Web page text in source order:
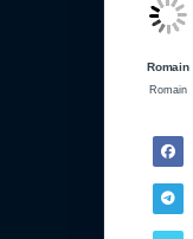
Romain
Romain